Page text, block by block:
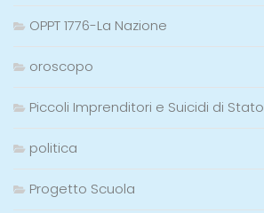
OPPT 1776-La Nazione
oroscopo
Piccoli Imprenditori e Suicidi di Stato
politica
Progetto Scuola